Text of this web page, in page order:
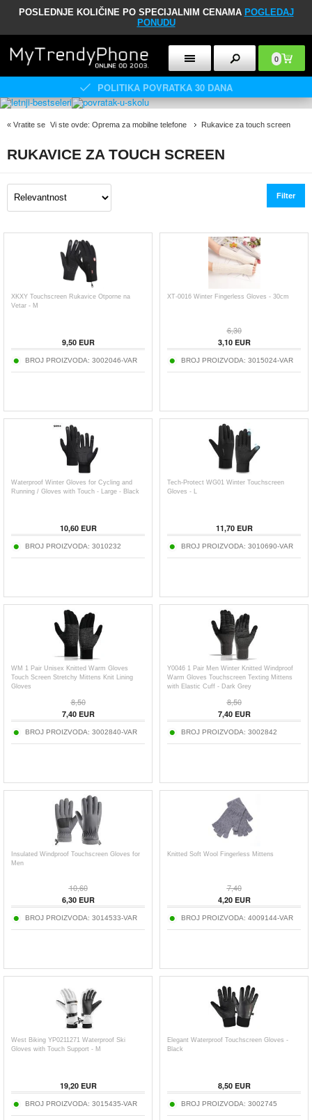
POSLEDNJE KOLIČINE PO SPECIJALNIM CENAMA POGLEDAJ
PONUDU
0
POLITIKA POVRATKA 30 DANA
« Vratite se Vi ste ovde: Oprema za mobilne telefone Rukavice za touch screen
RUKAVICE ZA TOUCH SCREEN
Filter
XKXY Touchscreen Rukavice Otporne na
Vetar - M
9,50EUR
BROJ PROIZVODA: 3002046-VAR
XT-0016 Winter Fingerless Gloves - 30cm
6,30
3,10EUR
BROJ PROIZVODA: 3015024-VAR
Waterproof Winter Gloves for Cycling and
Running / Gloves with Touch - Large - Black
10,60EUR
BROJ PROIZVODA: 3010232
Tech-Protect WG01 Winter Touchscreen
Gloves - L
11,70EUR
BROJ PROIZVODA: 3010690-VAR
WM 1 Pair Unisex Knitted Warm Gloves
Touch Screen Stretchy Mittens Knit Lining
Gloves
8,50
7,40EUR
BROJ PROIZVODA: 3002840-VAR
Y0046 1 Pair Men Winter Knitted Windproof
Warm Gloves Touchscreen Texting Mittens
with Elastic Cuff - Dark Grey
8,50
7,40EUR
BROJ PROIZVODA: 3002842
Insulated Windproof Touchscreen Gloves for
Men
10,60
6,30EUR
BROJ PROIZVODA: 3014533-VAR
Knitted Soft Wool Fingerless Mittens
7,40
4,20EUR
BROJ PROIZVODA: 4009144-VAR
West Biking YP0211271 Waterproof Ski
Gloves with Touch Support - M
19,20EUR
BROJ PROIZVODA: 3015435-VAR
Elegant Waterproof Touchscreen Gloves -
Black
8,50EUR
BROJ PROIZVODA: 3002745